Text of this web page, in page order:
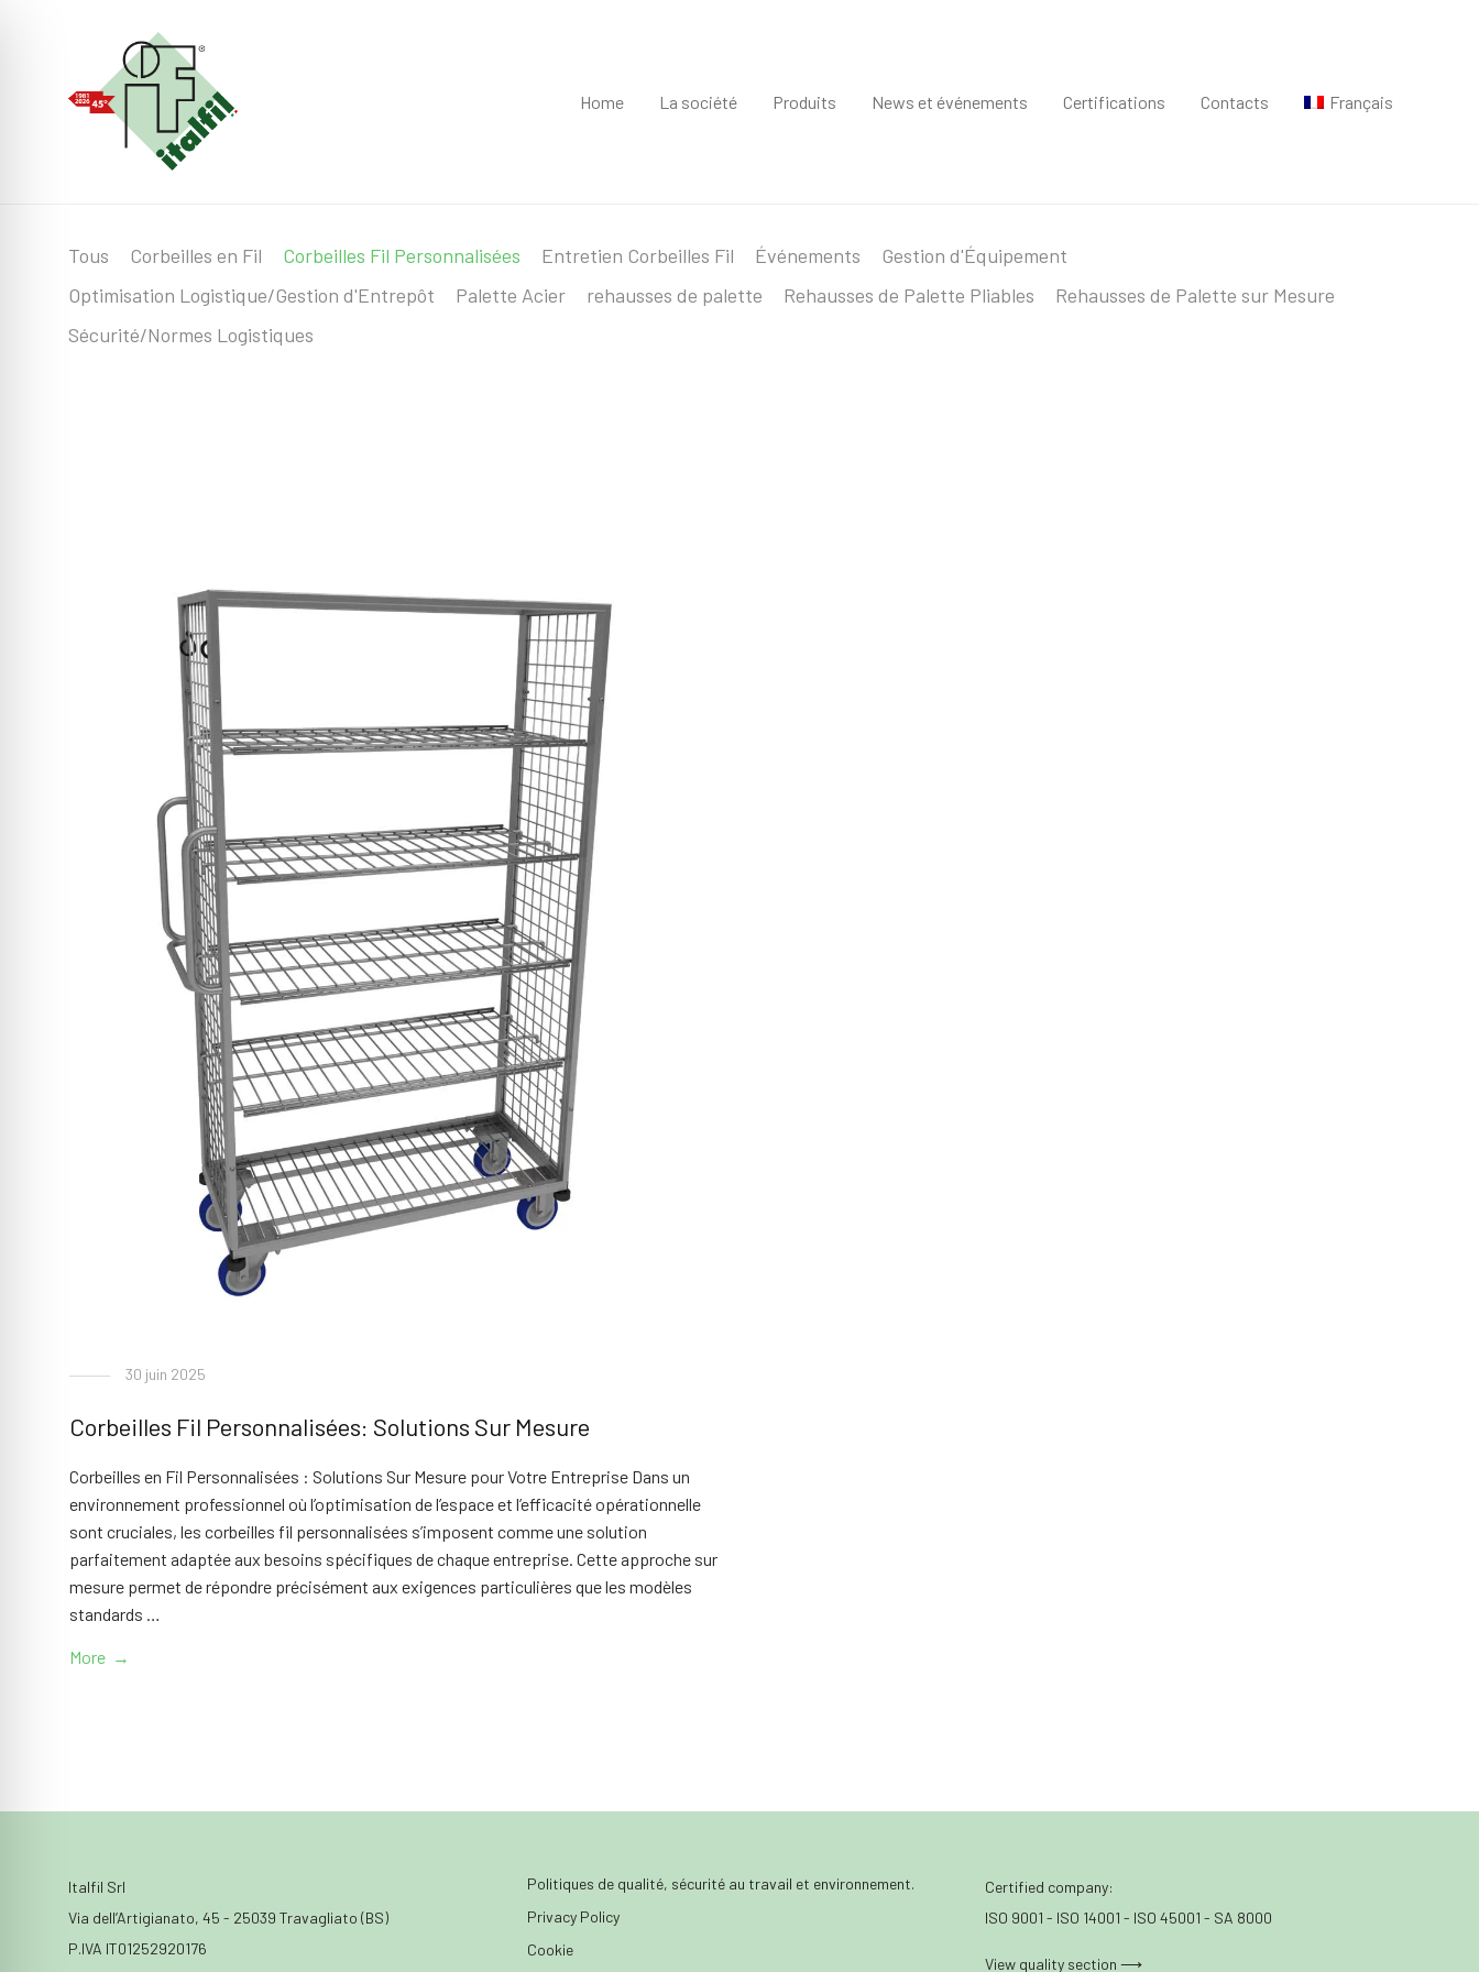
Home La société Produits News et événements Certifications Contacts Français
Tous Corbeilles en Fil Corbeilles Fil Personnalisées Entretien Corbeilles Fil Événements
Gestion d'Équipement
Optimisation Logistique/Gestion d'Entrepôt
Palette Acier rehausses de palette Rehausses de Palette Pliables
Rehausses de Palette sur Mesure
Sécurité/Normes Logistiques
30 juin 2025
Corbeilles Fil Personnalisées: Solutions Sur Mesure
Corbeilles en Fil Personnalisées : Solutions Sur Mesure pour Votre Entreprise Dans un
environnement professionnel où l’optimisation de l’espace et l’efficacité opérationnelle
sont cruciales, les corbeilles fil personnalisées s’imposent comme une solution
parfaitement adaptée aux besoins spécifiques de chaque entreprise. Cette approche sur
mesure permet de répondre précisément aux exigences particulières que les modèles
standards …
More →
Italfil Srl
Via dell’Artigianato, 45 - 25039 Travagliato (BS)
P.IVA IT01252920176
Politiques de qualité, sécurité au travail et environnement.
Privacy Policy
Cookie
Certified company:
ISO 9001 - ISO 14001 - ISO 45001 - SA 8000
View quality section ⟶